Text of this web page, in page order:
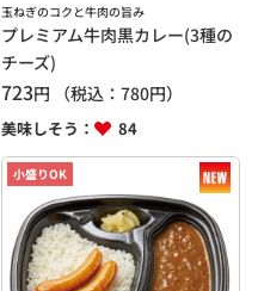
玉ねぎのコクと牛肉の旨み
プレミアム牛肉黒カレー(3種の
チーズ)
723円 （税込：780円）
美味しそう： 84
小盛りOK